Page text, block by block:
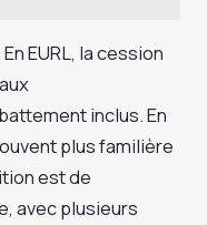
EURL, la cession
inclus. En
plus familière
est de
avec plusieurs